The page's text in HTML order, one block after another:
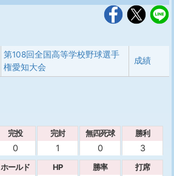
第108回全国高等学校野球選手
権愛知大会
成績
完投
0
完封
1
無四死球
0
勝利
3
ホールド HP 勝率 打席